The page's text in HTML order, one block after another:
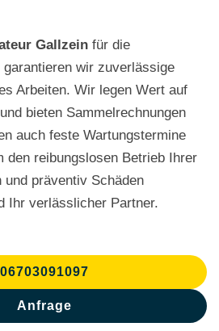
Gallzein für die
wir zuverlässige
Arbeiten. Wir legen Wert auf
bieten Sammelrechnungen
auch feste Wartungstermine
den reibungslosen Betrieb Ihrer
präventiv Schäden
Ihr verlässlicher Partner.
06703091097
Anfrage